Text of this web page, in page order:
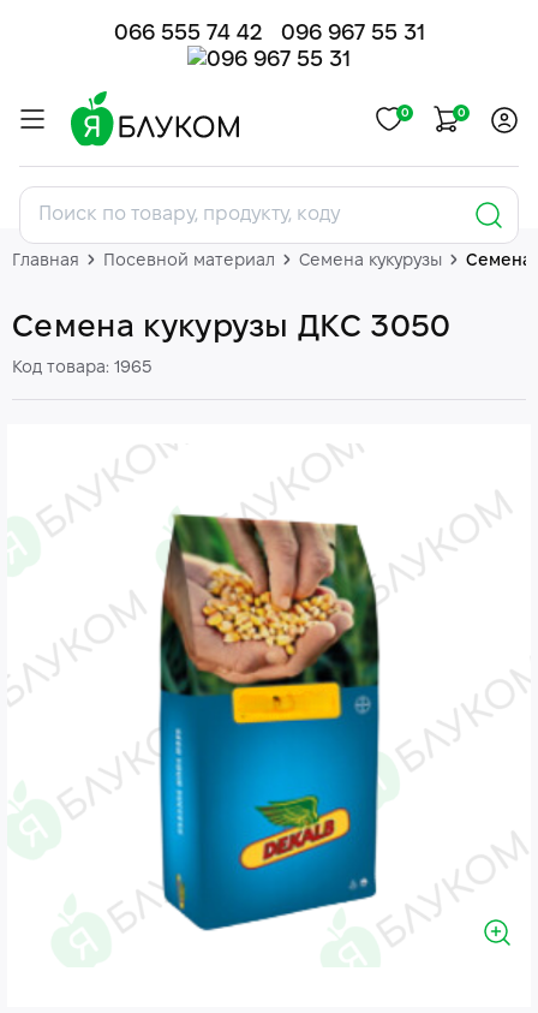
066 555 74 42 096 967 55 31
0 0
Главная Посевной материал Семена кукурузы Семена
Семена кукурузы ДКС 3050
Код товара: 1965